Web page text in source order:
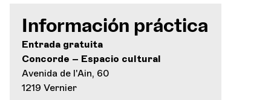
Información práctica
Entrada gratuita
Concorde – Espacio cultural
Avenida de l'Ain, 60
1219 Vernier